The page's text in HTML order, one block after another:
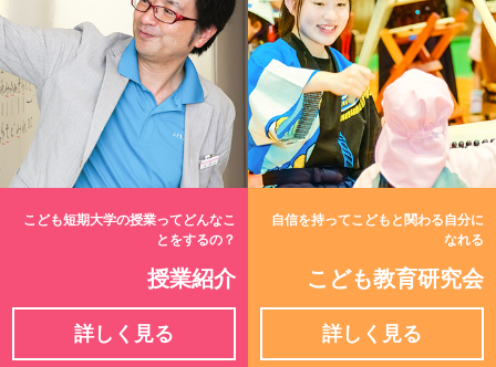
こども短期大学の授業ってどんなこ
とをするの？
授業紹介
詳しく見る
自信を持ってこどもと関わる自分に
なれる
こども教育研究会
詳しく見る